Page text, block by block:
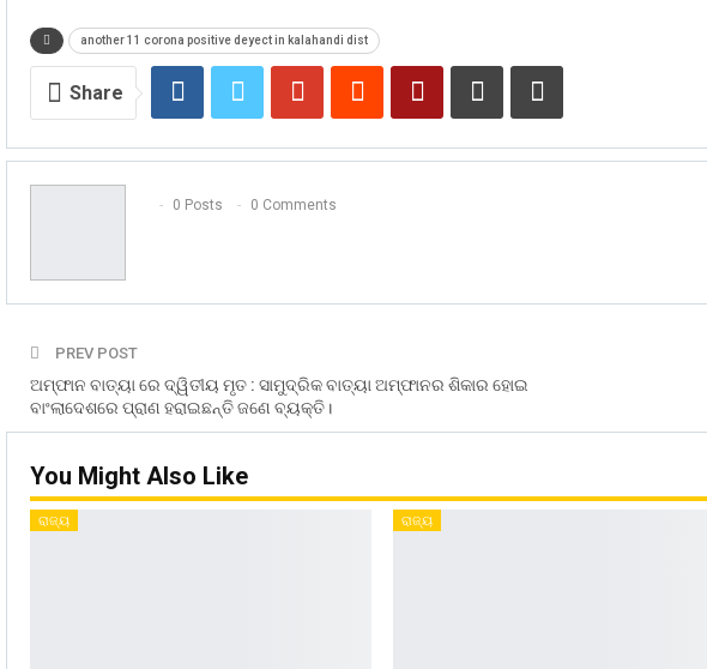
another 11 corona positive deyect in kalahandi dist
Share
0 Posts 0 Comments
PREV POST
ଅମ୍ଫାନ ବାତ୍ୟା ରେ ଦ୍ୱିତୀୟ ମୃତ : ସାମୁଦ୍ରିକ ବାତ୍ୟା ଅମ୍ଫାନର ଶିକାର ହୋଇ
ବାଂଲାଦେଶରେ ପ୍ରାଣ ହରାଇଛନ୍ତି ଜଣେ ବ୍ୟକ୍ତି।
You Might Also Like
ରାଜ୍ୟ ରାଜ୍ୟ